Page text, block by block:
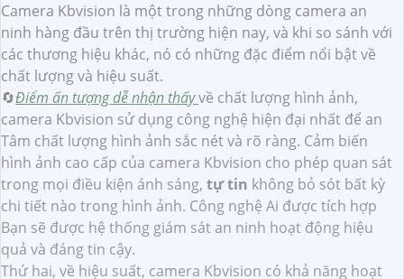
Camera Kbvision là một trong những dòng camera an
ninh hàng đầu trên thị trường hiện nay, và khi so sánh với
các thương hiệu khác, nó có những đặc điểm nổi bật về
chất lượng và hiệu suất.
🔄Điểm ấn tượng dễ nhận thấyvề chất lượng hình ảnh,
camera Kbvision sử dụng công nghệ hiện đại nhất để an
Tâm chất lượng hình ảnh sắc nét và rõ ràng. Cảm biến
hình ảnh cao cấp của camera Kbvision cho phép quan sát
trong mọi điều kiện ánh sáng, tự tin không bỏ sót bất kỳ
chi tiết nào trong hình ảnh. Công nghệ Ai được tích hợp
Bạn sẽ được hệ thống giám sát an ninh hoạt động hiệu
quả và đáng tin cậy.
Thứ hai, về hiệu suất, camera Kbvision có khả năng hoạt